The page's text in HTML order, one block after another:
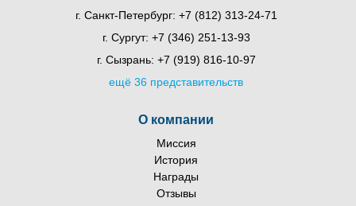
О компании
Миссия
История
Награды
Отзывы
г. Санкт-Петербург: +7 (812) 313-24-71
г. Сургут: +7 (346) 251-13-93
г. Сызрань: +7 (919) 816-10-97
ещё 36 представительств